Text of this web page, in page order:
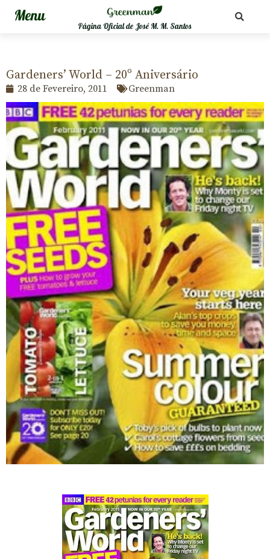
Página Oficial de José M. M. Santos
Gardeners’ World – 20º Aniversário
28 de Fevereiro, 2011 Greenman